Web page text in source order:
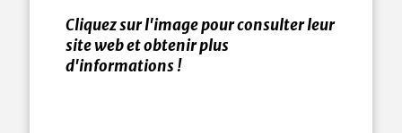
Cliquez sur l'image pour consulter leur
site web et obtenir plus
d'informations !